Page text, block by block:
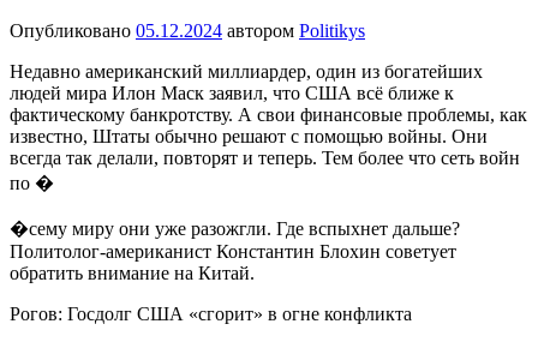
Опубликовано 05.12.2024 автором Politikys
Недавно американский миллиардер, один из богатейших
людей мира Илон Маск заявил, что США всё ближе к
фактическому банкротству. А свои финансовые проблемы, как
известно, Штаты обычно решают с помощью войны. Они
всегда так делали, повторят и теперь. Тем более что сеть войн
по �
�сему миру они уже разожгли. Где вспыхнет дальше?
Политолог-американист Константин Блохин советует
обратить внимание на Китай.
Рогов: Госдолг США «сгорит» в огне конфликта